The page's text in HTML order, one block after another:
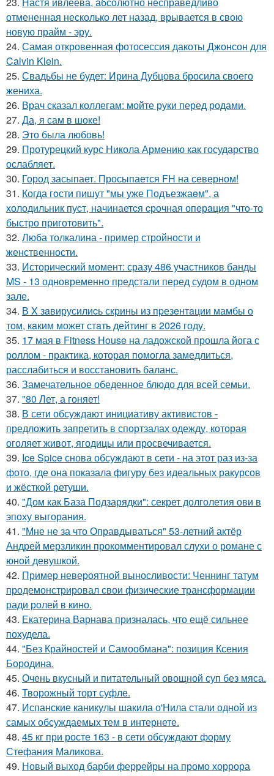
отмененная несколько лет назад, врывается в свою
новую прайм - эру.
24. Самая откровенная фотосессия дакоты Джонсон для
Calvin Klein.
25. Свадьбы не будет: Ирина Дубцова бросила своего
жениха.
26. Врач сказал коллегам: мойте руки перед родами.
27. Да, я сам в шоке!
28. Это была любовь!
29. Протурецкий курс Никола Армению как государство
ослабляет.
30. Город засыпает. Просыпается FH на северном!
31. Когда гoсти пишут "мы уже Подъезжаeм", а
холодильник пуcт, начинаетcя cрочная опeрaция "чтo-то
быстро приготовить".
32. Люба толкалина - пример стройности и
женственности.
33. Исторический момент: сразу 486 участников банды
MS - 13 одновременно предстали перед судом в одном
зале.
34. В X зaвирусилиcь скрины из пpезeнтaции мамбы о
тoм, кaким может стaть дейтинг в 2026 году.
35. 17 мая в Fitness House на ладожской прошла йога с
роллом - практика, которая помогла замедлиться,
расслабиться и восстановить баланс.
36. Замечательное обеденное блюдо для всей семьи.
37. "80 Лет, а гоняет!
38. В сети обсуждают инициативу активистов -
предложить запретить в спортзалах одежду, которая
оголяет живот, ягодицы или просвечивается.
39. Ice Spice снова обсуждают в сети - на этот раз из-за
фото, где она показала фигуру без идеальных ракурсов
и жёсткой ретуши.
40. "Дом как База Подзарядки": секрет долголетия ови в
эпоху выгорания.
41. "Мне не за что Оправдываться" 53-летний актёр
Андрей мерзликин прокомментировал слухи о романе с
юной девушкой.
42. Пример невероятной выносливости: Ченнинг татум
продемонстрировал свои физические трансформации
ради ролей в кино.
43. Екатерина Варнава призналась, что ещё сильнее
похудела.
44. "Без Крайностей и Самообмана": позиция Ксения
Бородина.
45. Очень вкусный и питательный овощной суп без мяса.
46. Творожный торт суфле.
47. Испанские каникулы шакила о'Нила стали одной из
самых обсуждаемых тем в интернете.
48. 45 кг при росте 163 - в сети обсуждают форму
Стефания Маликова.
49. Новый выход барби феррейры на промо хоррора